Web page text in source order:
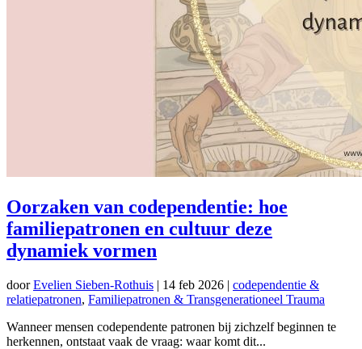
Oorzaken van codependentie: hoe
familiepatronen en cultuur deze
dynamiek vormen
doorEvelien Sieben-Rothuis | 14 feb 2026 | codependentie &
relatiepatronen, Familiepatronen & Transgenerationeel Trauma
Wanneer mensen codependente patronen bij zichzelf beginnen te
herkennen, ontstaat vaak de vraag: waar komt dit...